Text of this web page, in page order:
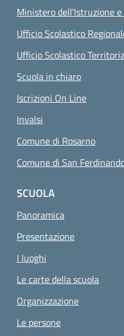
Ministero dell'Istruzione
Ufficio Scolastico
Ufficio Scolastico
Scuola in chiaro
Iscrizioni On Line
Invalsi
Comune di Rosarno
Comune di San
SCUOLA
Panoramica
Presentazione
I luoghi
Le carte della scuola
Organizzazione
Le persone